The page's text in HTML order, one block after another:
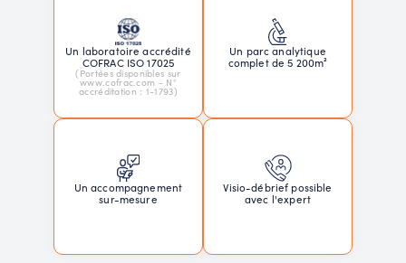
Un laboratoire accrédité
COFRAC ISO 17025
(Portées disponibles sur
www.cofrac.com - N°
accréditation : 1-1793)
Un parc analytique
complet de 5 200m²
Un accompagnement
sur-mesure
Visio-débrief possible
avec l'expert